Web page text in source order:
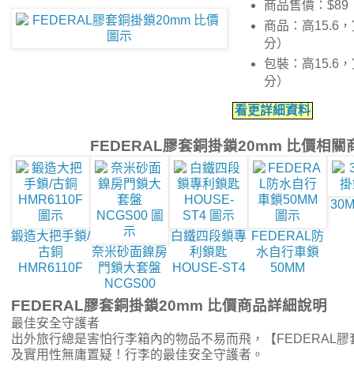
商品售價：$89
商品：高15.6
分）
包裝：高15.6
分）
看更詳細資料
FEDERAL膠套銅掛鎖20mm 比價相關
鍛造大把手鎖/
古銅
HMR6110F
奈米砂面鎳房
門鎖大套盤
NCGS00
白鐵四段鎖專
利鎖匙
HOUSE-ST4
FEDERAL防
水自行車鎖
50MM
FEDERAL膠套銅掛鎖20mm 比價商品詳細說明
最佳安全守護者
出外旅行總是害怕行李箱內的物品不易而飛，【FEDERAL
及實用性無庸置疑！行李的最佳安全守護者。